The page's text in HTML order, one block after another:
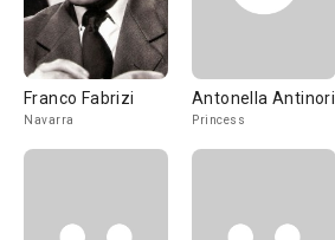
Franco Fabrizi
Navarra
Antonella Antinori
Princess